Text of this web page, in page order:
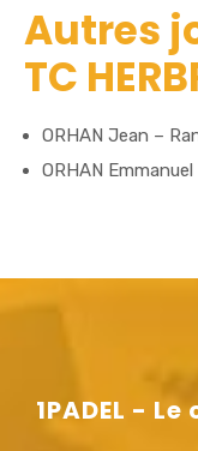
Autres
TC
ORHAN Jean –
ORHAN
1PADEL -